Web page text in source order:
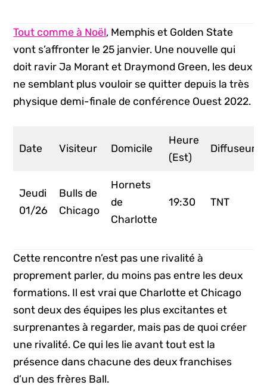
Tout comme à Noël, Memphis et Golden State
vont s’affronter le 25 janvier. Une nouvelle qui
doit ravir Ja Morant et Draymond Green, les deux
ne semblant plus vouloir se quitter depuis la très
physique demi-finale de conférence Ouest 2022.
Date Visiteur Domicile
Heure
(Est)
Diffuseur
Jeudi
01/26
Bulls de
Chicago
Hornets
de
Charlotte
19:30 TNT
Cette rencontre n’est pas une rivalité à
proprement parler, du moins pas entre les deux
formations. Il est vrai que Charlotte et Chicago
sont deux des équipes les plus excitantes et
surprenantes à regarder, mais pas de quoi créer
une rivalité. Ce qui les lie avant tout est la
présence dans chacune des deux franchises
d’un des frères Ball.